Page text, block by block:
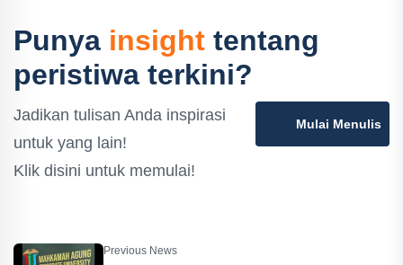
Punya insight tentang
peristiwa terkini?
Jadikan tulisan Anda inspirasi
untuk yang lain!
Klik disini untuk memulai!
Mulai Menulis
Previous News